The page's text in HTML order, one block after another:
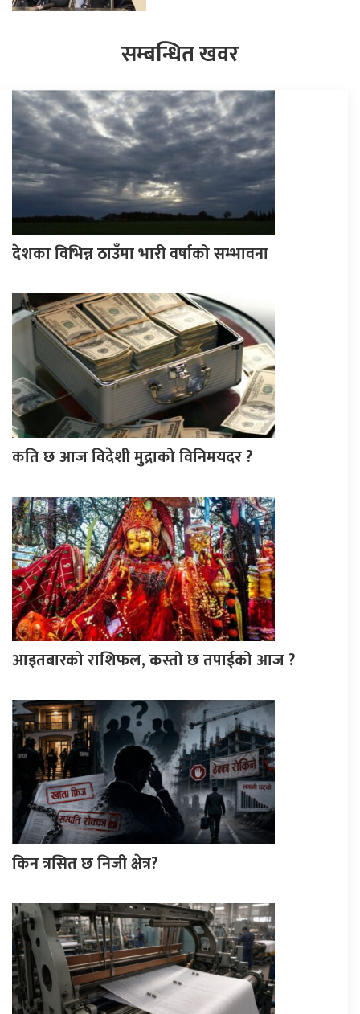
सम्बन्धित खवर
देशका विभिन्न ठाउँमा भारी वर्षाको सम्भावना
कति छ आज विदेशी मुद्राको विनिमयदर ?
आइतबारको राशिफल, कस्तो छ तपाईको आज ?
किन त्रसित छ निजी क्षेत्र?